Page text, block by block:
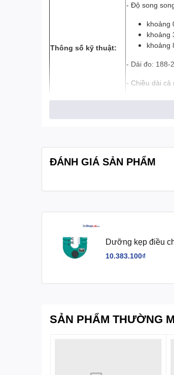
Thông số kỹ thuật:
- Độ song
khoảng
khoảng
khoảng
- Dải đo: 188-
- Chiều dài cả
- Chiều cao
- Đường kính
ĐÁNH GIÁ SẢN PHẨM
Dưỡng kẹp điều
10.383.100₫
SẢN PHẨM THƯỜNG